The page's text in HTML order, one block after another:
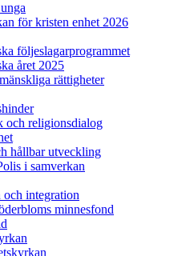
för kristen enhet 2026
följeslagarprogrammet
året 2025
rättigheter
och religionsdialog
hållbar utveckling
i samverkan
integration
minnesfond